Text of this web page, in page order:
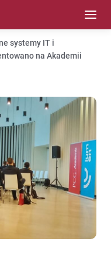
systemy IT i
na Akademii